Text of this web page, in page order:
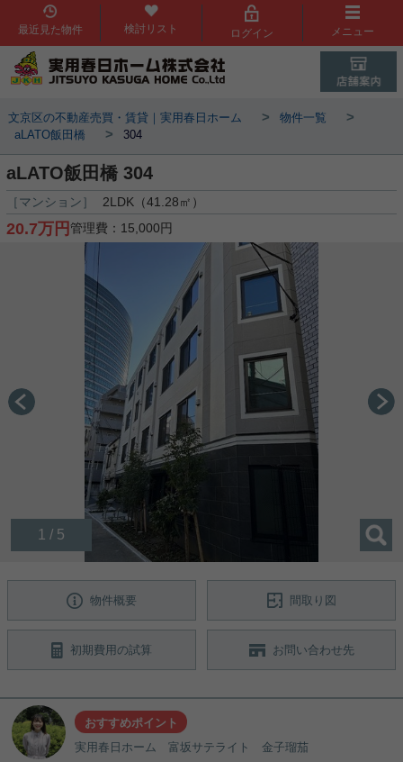
最近見た物件 検討リスト ログイン メニュー
文京区の不動産売買・賃貸｜実用春日ホーム > 物件一覧 >
aLATO飯田橋 > 304
aLATO飯田橋 304
［マンション］ 2LDK（41.28㎡）
20.7万円 管理費：15,000円
1 / 5
物件概要 間取り図
初期費用の試算 お問い合わせ先
おすすめポイント
実用春日ホーム 富坂サテライト 金子瑠茄